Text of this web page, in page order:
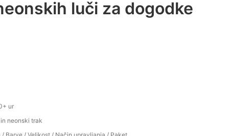
luči za dogodke
ur
neonski trak